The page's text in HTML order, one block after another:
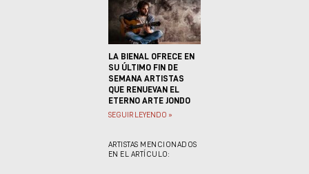
LA BIENAL OFRECE EN
SU ÚLTIMO FIN DE
SEMANA ARTISTAS
QUE RENUEVAN EL
ETERNO ARTE JONDO
SEGUIR LEYENDO »
ARTISTAS MENCIONADOS
EN EL ARTÍCULO: